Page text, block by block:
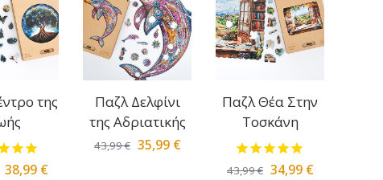
της
38,99 €
Παζλ Δελφίνι
της Αδριατικής
43,99€ 35,99 €
Παζλ Θέα Στην
Τοσκάνη
43,99€ 34,99 €